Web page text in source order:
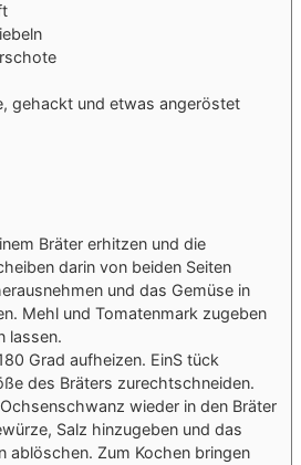
gehackt und etwas angeröstet
Bräter erhitzen und die
darin von beiden Seiten
und das Gemüse in
Mehl und Tomatenmark zugeben
lassen.
Grad aufheizen. EinS tück
des Bräters zurechtschneiden.
wieder in den Bräter
Salz hinzugeben und das
ablöschen. Zum Kochen bringen